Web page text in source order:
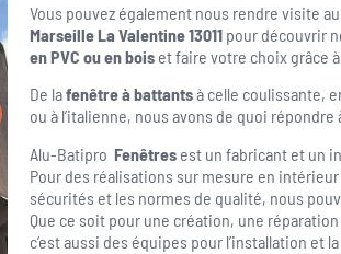
Vous pouvez également nous rendre visite
Marseille La Valentine 13011 pour découvrir
en PVC ou en bois et faire votre choix grâce
De lafenêtreà battantsà celle coulissante,
ou à l’italienne, nous avons de quoi répondre
Alu-Batipro Fenêtres est un fabricant et un
Pour des réalisations sur mesure en
sécurités et les normes de qualité, nous
Que ce soit pour une création, une
c’est aussi des équipes pour l’installation et